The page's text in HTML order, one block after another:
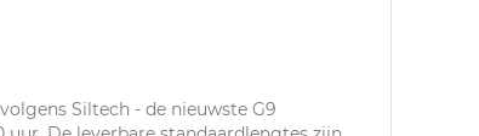
Siltech - de nieuwste G9